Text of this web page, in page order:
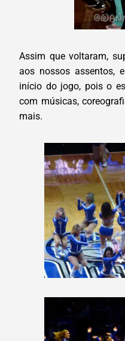
Assim que voltaram,
aos nossos assentos,
início do jogo, pois o
com músicas,
mais.